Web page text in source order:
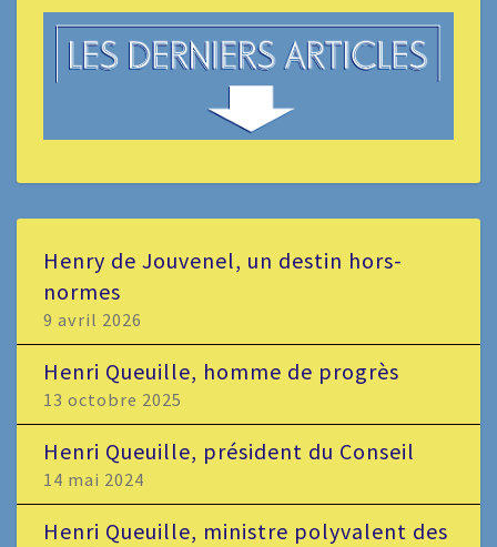
Henry de Jouvenel, un destin hors-
normes
9 avril 2026
Henri Queuille, homme de progrès
13 octobre 2025
Henri Queuille, président du Conseil
14 mai 2024
Henri Queuille, ministre polyvalent des